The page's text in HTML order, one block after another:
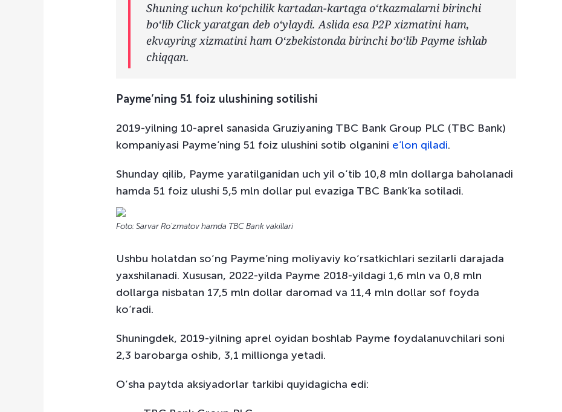
Shuning uchun ko‘pchilik kartadan-kartaga o‘tkazmalarni birinchi
bo‘lib Click yaratgan deb o‘ylaydi. Aslida esa P2P xizmatini ham,
ekvayring xizmatini ham O‘zbekistonda birinchi bo‘lib Payme ishlab
chiqqan.
Payme’ning 51 foiz ulushining sotilishi
2019-yilning 10-aprel sanasida Gruziyaning TBC Bank Group PLC (TBC Bank)
kompaniyasi Payme’ning 51 foiz ulushini sotib olganini e’lon qiladi.
Shunday qilib, Payme yaratilganidan uch yil o‘tib 10,8 mln dollarga baholanadi
hamda 51 foiz ulushi 5,5 mln dollar pul evaziga TBC Bank’ka sotiladi.
Foto: Sarvar Ro'zmatov hamda TBC Bank vakillari
Ushbu holatdan so‘ng Payme’ning moliyaviy ko‘rsatkichlari sezilarli darajada
yaxshilanadi. Xususan, 2022-yilda Payme 2018-yildagi 1,6 mln va 0,8 mln
dollarga nisbatan 17,5 mln dollar daromad va 11,4 mln dollar sof foyda
ko‘radi.
Shuningdek, 2019-yilning aprel oyidan boshlab Payme foydalanuvchilari soni
2,3 barobarga oshib, 3,1 millionga yetadi.
O‘sha paytda aksiyadorlar tarkibi quyidagicha edi: